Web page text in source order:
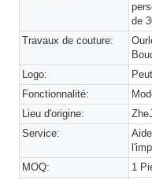
de
Travaux de couture:
Logo:
Fonctionnalité:
Lieu d'origine:
Service:
MOQ:
1